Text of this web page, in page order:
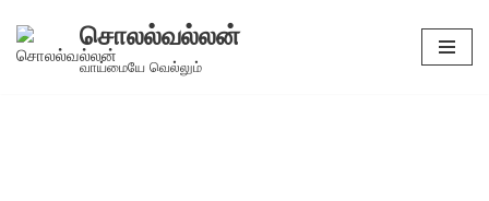
Skip
சொலல்வல்லன்
வாய்மையே வெல்லும்